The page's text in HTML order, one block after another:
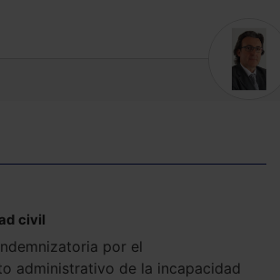
civil
por el
administrativo de la incapacidad